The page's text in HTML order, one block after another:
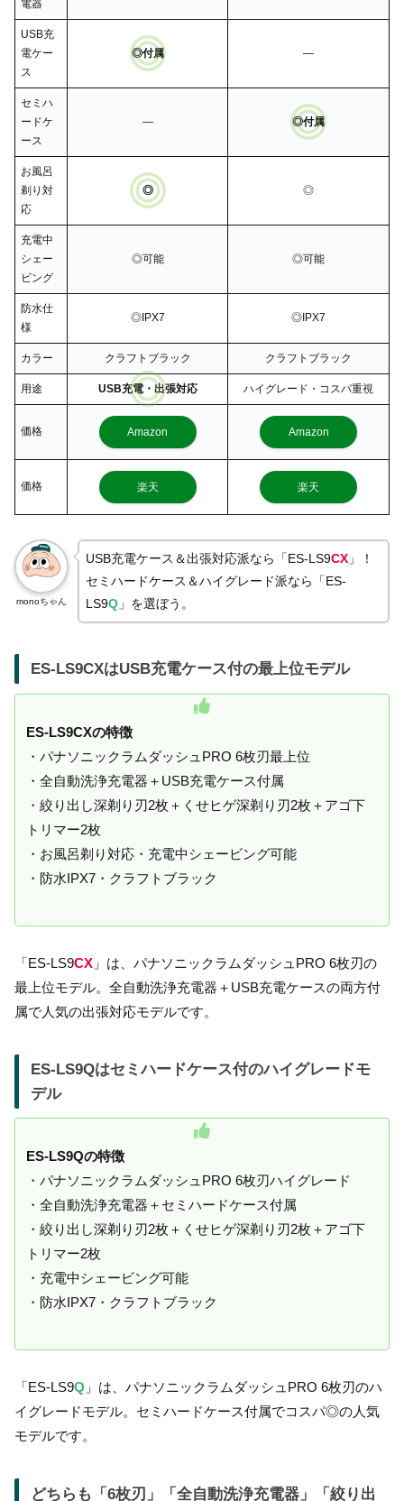
電器
USB充
電ケー
ス
◎付属 ―
セミハ
ードケ
ース
― ◎付属
お風呂
剃り対
応
◎ ◎
充電中
シェー
ビング
◎可能 ◎可能
防水仕
様
◎IPX7 ◎IPX7
カラー クラフトブラック クラフトブラック
用途 USB充電・出張対応 ハイグレード・コスパ重視
価格 Amazon Amazon
価格 楽天 楽天
monoちゃん
USB充電ケース＆出張対応派なら「ES-LS9CX 」！
セミハードケース＆ハイグレード派なら「ES-
LS9Q 」を選ぼう。
ES-LS9CXはUSB充電ケース付の最上位モデル
ES-LS9CXの特徴
・パナソニックラムダッシュPRO 6枚刃最上位
・全自動洗浄充電器＋USB充電ケース付属
・絞り出し深剃り刃2枚＋くせヒゲ深剃り刃2枚＋アゴ下
トリマー2枚
・お風呂剃り対応・充電中シェービング可能
・防水IPX7・クラフトブラック
「ES-LS9CX 」は、パナソニックラムダッシュPRO 6枚刃の
最上位モデル。全自動洗浄充電器＋USB充電ケースの両方付
属で人気の出張対応モデルです。
ES-LS9Qはセミハードケース付のハイグレードモ
デル
ES-LS9Qの特徴
・パナソニックラムダッシュPRO 6枚刃ハイグレード
・全自動洗浄充電器＋セミハードケース付属
・絞り出し深剃り刃2枚＋くせヒゲ深剃り刃2枚＋アゴ下
トリマー2枚
・充電中シェービング可能
・防水IPX7・クラフトブラック
「ES-LS9Q 」は、パナソニックラムダッシュPRO 6枚刃のハ
イグレードモデル。セミハードケース付属でコスパ◎の人気
モデルです。
どちらも「6枚刃」「全自動洗浄充電器」「絞り出